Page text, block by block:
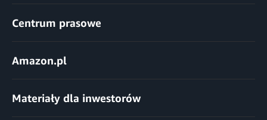
Centrum prasowe
Amazon.pl
Materiały dla inwestorów